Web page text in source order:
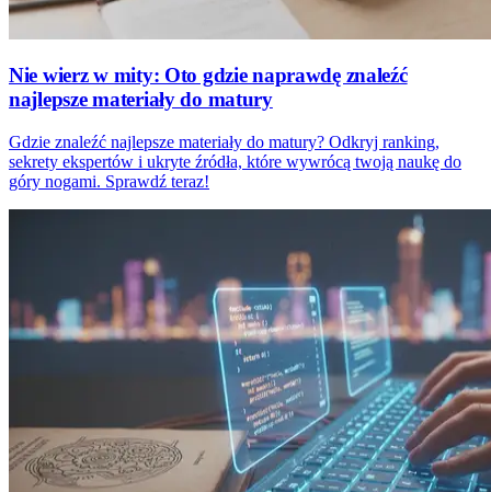
Nie wierz w mity: Oto gdzie naprawdę znaleźć
najlepsze materiały do matury
Gdzie znaleźć najlepsze materiały do matury? Odkryj ranking,
sekrety ekspertów i ukryte źródła, które wywrócą twoją naukę do
góry nogami. Sprawdź teraz!